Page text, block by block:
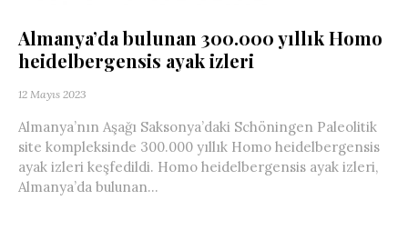
Almanya’da bulunan 300.000 yıllık Homo
heidelbergensis ayak izleri
12 Mayıs 2023
Almanya’nın Aşağı Saksonya’daki Schöningen Paleolitik
site kompleksinde 300.000 yıllık Homo heidelbergensis
ayak izleri keşfedildi. Homo heidelbergensis ayak izleri,
Almanya’da bulunan...